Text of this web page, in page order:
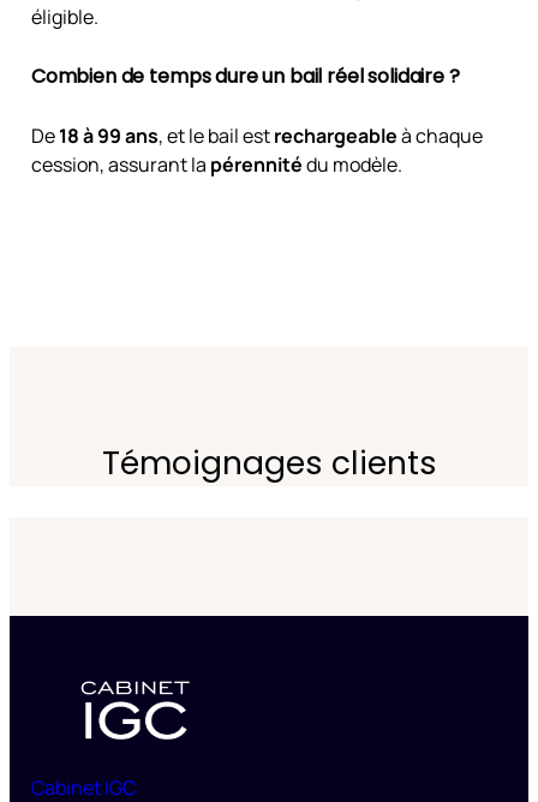
éligible.
Combien de tempsdure un bail réel solidaire ?
De18 à 99 ans, et le bail estrechargeableà chaque
cession, assurant la pérennitédu modèle.
Témoignages clients
Cabinet IGC